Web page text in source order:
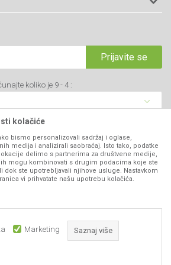
Prijavite se
koliko je 9 - 4 :
Prijavite se
kolačiće
bismo personalizovali sadržaj i oglase,
medija i analizirali saobraćaj. Isto tako, podatke
delimo s partnerima za društvene medije,
mogu kombinovati s drugim podacima koje ste
ste upotrebljavali njihove usluge. Nastavkom
vi prihvatate našu upotrebu kolačića.
Marketing Saznaj više